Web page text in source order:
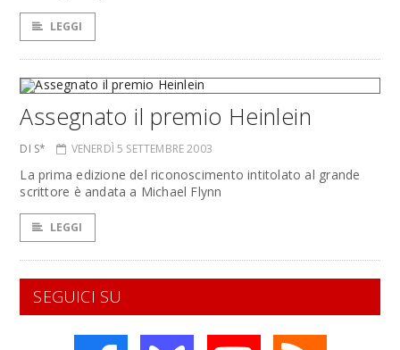
LEGGI
Assegnato il premio Heinlein
DI S* VENERDÌ 5 SETTEMBRE 2003
La prima edizione del riconoscimento intitolato al grande
scrittore è andata a Michael Flynn
LEGGI
SEGUICI SU